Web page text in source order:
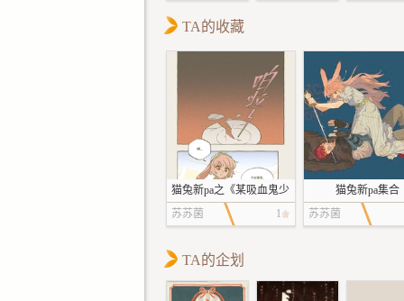
TA的收藏
猫兔新pa之《某吸血鬼少
爷很努力在克制了》
苏苏菌 1
猫兔新pa集合
苏苏菌
TA的企划